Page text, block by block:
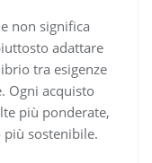
non significa
adattare
tra esigenze
Ogni acquisto
più ponderate,
sostenibile.